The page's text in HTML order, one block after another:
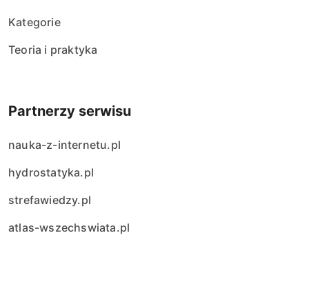
Kategorie
Teoria i praktyka
Partnerzy serwisu
nauka-z-internetu.pl
hydrostatyka.pl
strefawiedzy.pl
atlas-wszechswiata.pl